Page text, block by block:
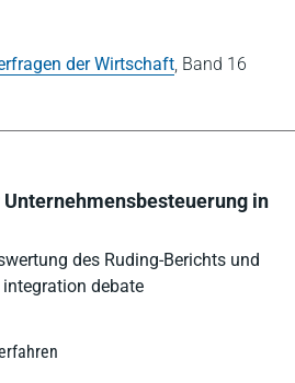
der Wirtschaft, Band 16
in
des Ruding-Berichts und
debate